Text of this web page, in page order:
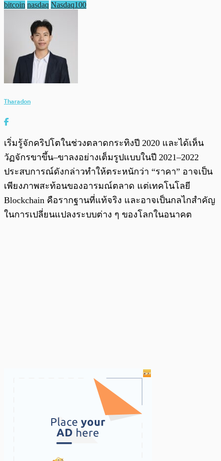
bitcoin nasdaq Nasdaq100
Tharadon
เริ่มรู้จักคริปโตในช่วงตลาดกระทิงปี 2020 และได้เห็น
วัฏจักรขาขึ้น–ขาลงอย่างเต็มรูปแบบในปี 2021–2022
ประสบการณ์ดังกล่าวทำให้ตระหนักว่า “ราคา” อาจเป็น
เพียงภาพสะท้อนของอารมณ์ตลาด แต่เทคโนโลยี
Blockchain คือรากฐานที่แท้จริง และอาจเป็นกลไกสำคัญ
ในการเปลี่ยนแปลงระบบต่าง ๆ ของโลกในอนาคต